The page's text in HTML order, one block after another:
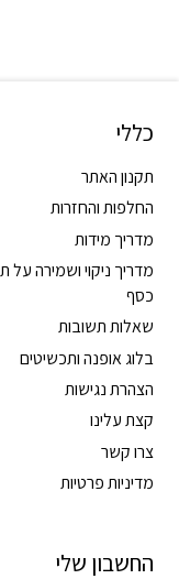
כללי
תקנון האתר
החלפות והחזרות
מדריך מידות
מדריך ניקוי ושמירה על
כסף
שאלות תשובות
בלוג אופנה ותכשיטים
הצהרת נגישות
קצת עלינו
צרו קשר
מדיניות פרטיות
החשבון שלי